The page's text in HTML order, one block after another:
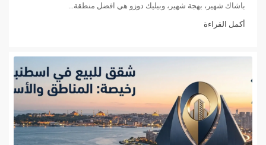
باشاك شهير، بهجة شهير، وبيليك دوزو هي افضل منطقة...
أكمل القراءة